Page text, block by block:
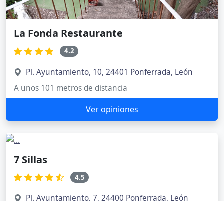
La Fonda Restaurante
4.2
Pl. Ayuntamiento, 10, 24401 Ponferrada, León
A unos 101 metros de distancia
Ver opiniones
7 Sillas
4.5
Pl. Ayuntamiento, 7, 24400 Ponferrada, León